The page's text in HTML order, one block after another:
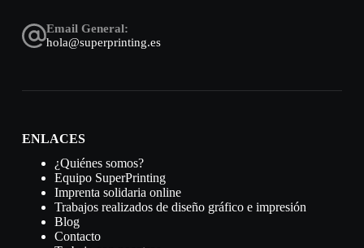
Email General:
hola@superprinting.es
ENLACES
¿Quiénes somos?
Equipo SuperPrinting
Imprenta solidaria online
Trabajos realizados de diseño gráfico e impresión
Blog
Contacto